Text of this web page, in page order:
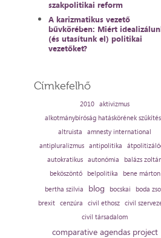
szakpolitikai reform
A karizmatikus vezető
bűvkörében: Miért
(és utasítunk el) politikai
vezetőket?
Címkefelhő
2010 aktivizmus
alkotmánybíróság hatáskörének
altruista
amnesty international
antipluralizmus antipolitika
autokratikus autonómia
balázs
beköszöntő
belpolitika
bene márton
bertha szilvia
blog bocskai
boda
brexit cenzúra civil ethosz civil
civil társadalom
comparative agendas project